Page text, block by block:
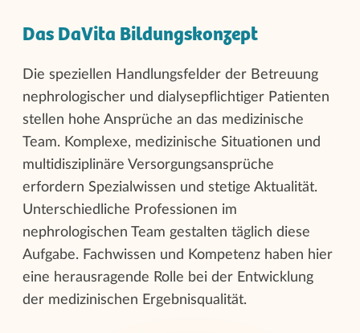
Das DaVita Bildungskonzept
Die speziellen Handlungsfelder der Betreuung
nephrologischer und dialysepflichtiger Patienten
stellen hohe Ansprüche an das medizinische
Team. Komplexe, medizinische Situationen und
multidisziplinäre Versorgungsansprüche
erfordern Spezialwissen und stetige Aktualität.
Unterschiedliche Professionen im
nephrologischen Team gestalten täglich diese
Aufgabe. Fachwissen und Kompetenz haben hier
eine herausragende Rolle bei der Entwicklung
der medizinischen Ergebnisqualität.